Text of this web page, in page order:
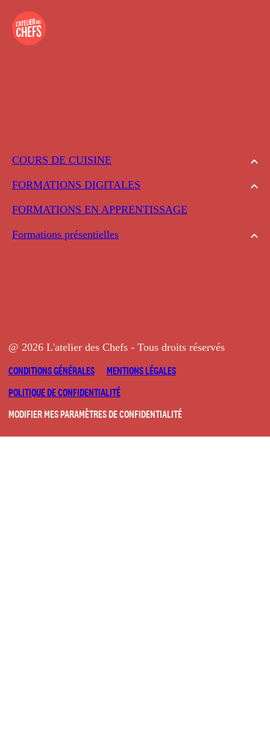
COURS DE CUISINE
FORMATIONS DIGITALES
FORMATIONS EN APPRENTISSAGE
Formations présentielles
@ 2026 L'atelier des Chefs - Tous droits réservés
CONDITIONS GÉNÉRALES
MENTIONS LÉGALES
POLITIQUE DE CONFIDENTIALITÉ
MODIFIER MES PARAMÈTRES DE CONFIDENTIALITÉ